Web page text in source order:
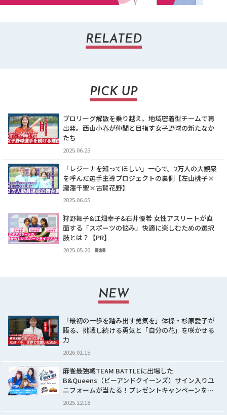
RELATED
PICK UP
プロリーグ解散を乗り越え、地域密着型チームで再
出発。西山小春が仲間と目指す女子野球の新たなか
たち
2025.06.25
「レジーナを知ってほしい」一心で。2万人の大観衆
を呼んだ選手主導プロジェクトの裏側【左山桃子×
瀧澤千聖×古賀花野】
2025.06.05
狩野舞子&江畑幸子&石井優希 女性アスリートが直
面する「スポーツの悩み」快適に楽しむための選択
肢とは？【PR】
2025.05.20 PR
NEW
「最初の一歩を踏み出す勇気を」体操・杉原愛子が
語る、挑戦し続ける勇気と「自分の花」を咲かせる
力
2026.01.15
麻雀最強戦TEAM BATTLEに出場した
B&Queens（ビーアンドクイーンズ）サイン入りユ
ニフォームが当たる！プレゼントキャンペーンを…
2025.12.18